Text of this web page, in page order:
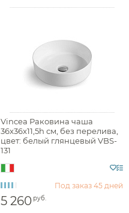
Vincea Раковина чаша
36x36x11,5h см, без перелива,
цвет: белый глянцевый VBS-
131
Под заказ 45 дней
5 260 руб.